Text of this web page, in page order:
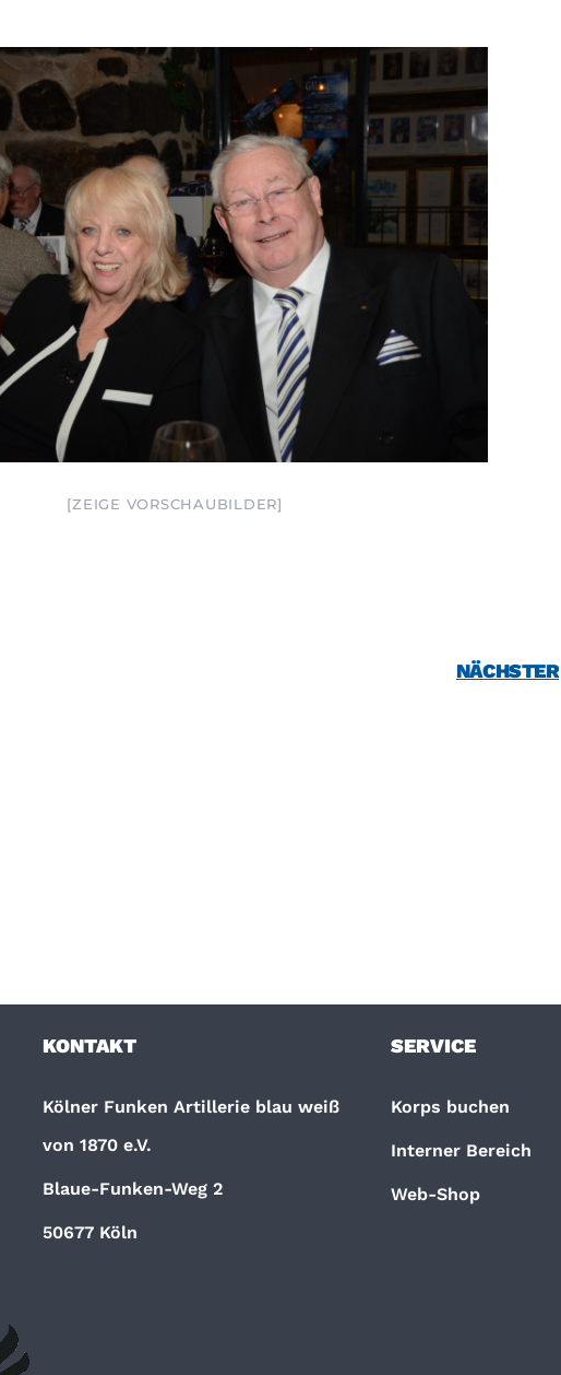
[ZEIGE VORSCHAUBILDER]
NÄCHSTER
KONTAKT
Kölner Funken Artillerie blau weiß
von 1870 e.V.
Blaue-Funken-Weg 2
50677 Köln
SERVICE
Korps buchen
Interner Bereich
Web-Shop